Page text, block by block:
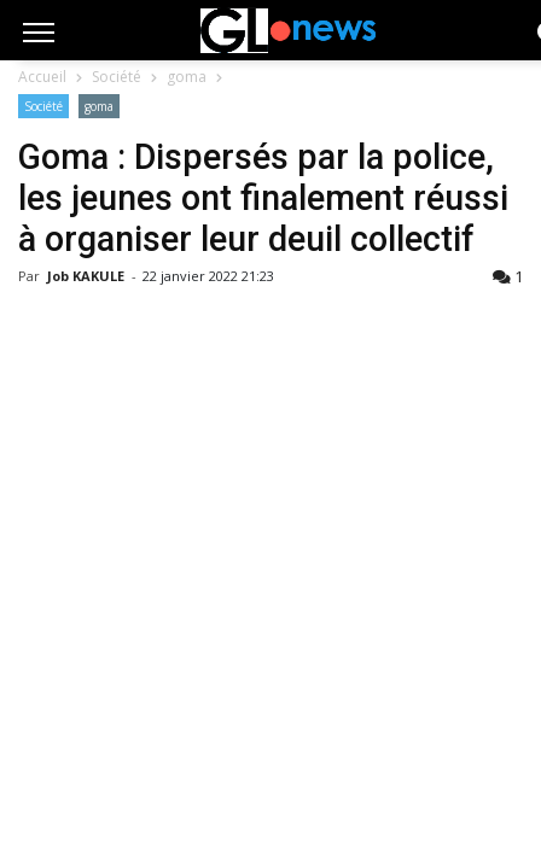
Accueil Société goma
Société goma
Goma : Dispersés par la police,
les jeunes ont finalement réussi
à organiser leur deuil collectif
Par Job KAKULE - 22 janvier 2022 21:23 1